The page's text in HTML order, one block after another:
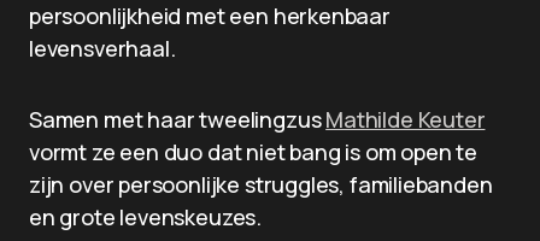
persoonlijkheid met een herkenbaar
levensverhaal.
Samen met haar tweelingzusMathilde Keuter
vormt ze een duo dat niet bang is om open te
zijn over persoonlijke struggles, familiebanden
en grote levenskeuzes.